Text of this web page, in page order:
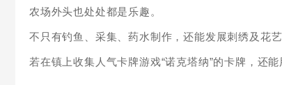
农场外头也处处都是乐趣。
不只有钓鱼、采集、药水制作，还能发展刺绣及花艺
若在镇上收集人气卡牌游戏“诺克塔纳”的卡牌，还能